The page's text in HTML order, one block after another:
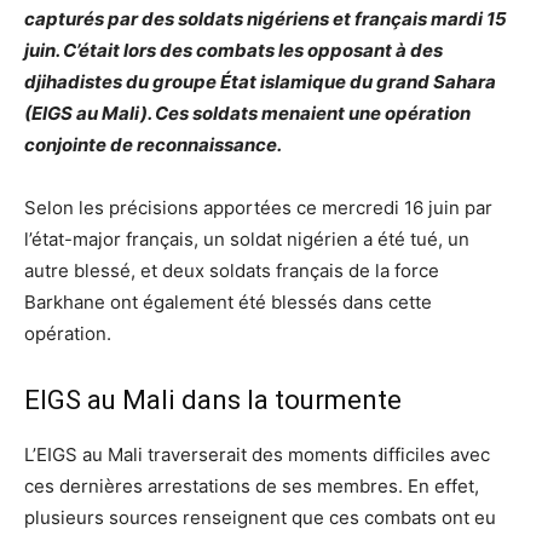
capturés par des soldats nigériens et français mardi 15
juin. C’était lors des combats les opposant à des
djihadistes du groupe État islamique du grand Sahara
(EIGS au Mali). Ces soldats menaient une opération
conjointe de reconnaissance.
Selon les précisions apportées ce mercredi 16 juin par
l’état-major français, un soldat nigérien a été tué, un
autre blessé, et deux soldats français de la force
Barkhane ont également été blessés dans cette
opération.
EIGS au Mali dans la tourmente
L’EIGS au Mali traverserait des moments difficiles avec
ces dernières arrestations de ses membres. En effet,
plusieurs sources renseignent que ces combats ont eu